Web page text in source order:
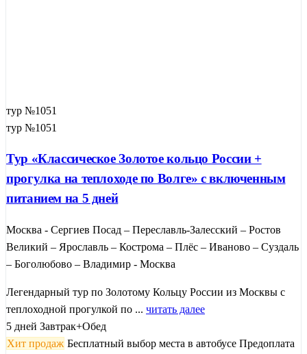
тур №1051
тур №1051
Тур «Классическое Золотое кольцо России +
прогулка на теплоходе по Волге» с включенным
питанием на 5 дней
Москва - Сергиев Посад – Переславль-Залесский – Ростов
Великий – Ярославль – Кострома – Плёс – Иваново – Суздаль
– Боголюбово – Владимир - Москва
Легендарный тур по Золотому Кольцу России из Москвы с
теплоходной прогулкой по ... читать далее
5 дней Завтрак+Обед
Хит продаж Бесплатный выбор места в автобусе Предоплата